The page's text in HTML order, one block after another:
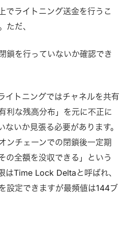
でライトニング送金を行うこ
ただ、
鎖を行っていないか確認でき
イトニングではチャネルを共有
利な残高分布」を元に不正に
いか見張る必要があります。
ンチェーンでの閉鎖後一定期
の全額を没収できる」という
はTime Lock Deltaと呼ばれ、
設定できますが最頻値は144ブ